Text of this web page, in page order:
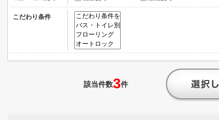
こだわり条件
該当件数3件